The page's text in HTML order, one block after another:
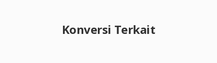
Konversi Terkait